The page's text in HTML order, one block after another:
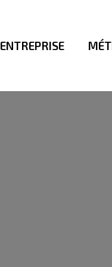
ENTREPRISE